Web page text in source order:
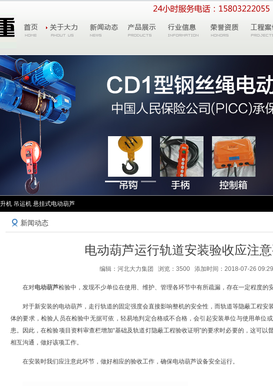
机 吊运机 悬挂式电动葫芦
新闻动态
电动葫芦运行轨道安装验收应注
编辑：河北大力集团 浏览：3500 添加时间：2018-07-26
在对电动葫芦检验中，发现不少单位在使用、维护、管理各环节中有所疏漏，存在一定程度的
对于新安装的电动葫芦，走行轨道的固定强度会直接影响整机的安全性，而轨道等隐蔽工程安
体的要求，检验人员在检验中无据可依，轻易地判定合格或不合格，会引起安装单位与使用单位
患。因此，在检验项目资料审查栏增加“基础及轨道灯隐蔽工程验收证明”的要求时必要的，这可以
相互沟通，做好该项工作。
在安装时我们应注意此环节，做好相应的验收工作，确保电动葫芦设备安全运行。